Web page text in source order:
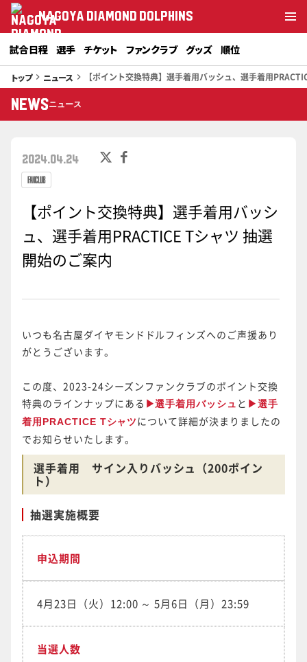
NAGOYA DIAMOND DOLPHINS
試合日程 選手 チケット ファンクラブ グッズ 順位
トップkeyboard_arrow_right ニュース keyboard_arrow_right 【ポイント交換特典】選手着用バッシュ、選手着用
NEWSニュース
FANCLUB
2024.04.24
【ポイント交換特典】選手着用バッシ
ュ、選手着用PRACTICE Tシャツ 抽選
開始のご案内
いつも名古屋ダイヤモンドドルフィンズへのご声援あり
がとうございます。
この度、2023-24シーズンファンクラブのポイント交換
特典のラインナップにある ▶選手着用バッシュ と ▶選手
着用PRACTICE Tシャツについて詳細が決まりましたの
でお知らせいたします。
選手着用 サイン入りバッシュ（200ポイン
ト）
抽選実施概要
申込期間
4月23日（火）12:00 ～ 5月6日（月）23:59
当選人数